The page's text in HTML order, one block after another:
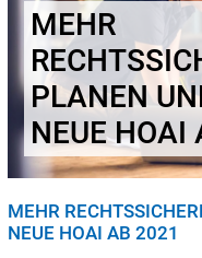
MEHR
PLANEN
NEUE HOAI
MEHR
NEUE HOAI AB 2021